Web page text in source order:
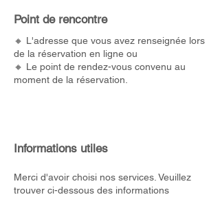
Point de rencontre
🔸 L'adresse que vous avez renseignée lors
de la réservation en ligne ou
🔸 Le point de rendez-vous convenu au
moment de la réservation.
Informations utiles
Merci d'avoir choisi nos services. Veuillez
trouver ci-dessous des informations